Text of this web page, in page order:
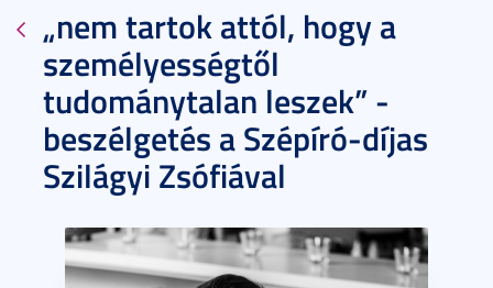
„nem tartok attól, hogy a
személyességtől
tudománytalan leszek” -
beszélgetés a Szépíró-díjas
Szilágyi Zsófiával